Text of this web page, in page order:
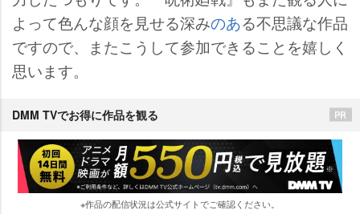
よって色んな顔を見せる深みのある不思議な作品
ですので、またこうして参加できることを嬉しく
思います。
DMM TVでお得に作品を観る
※作品の配信状況は公式サイトでご確認ください。